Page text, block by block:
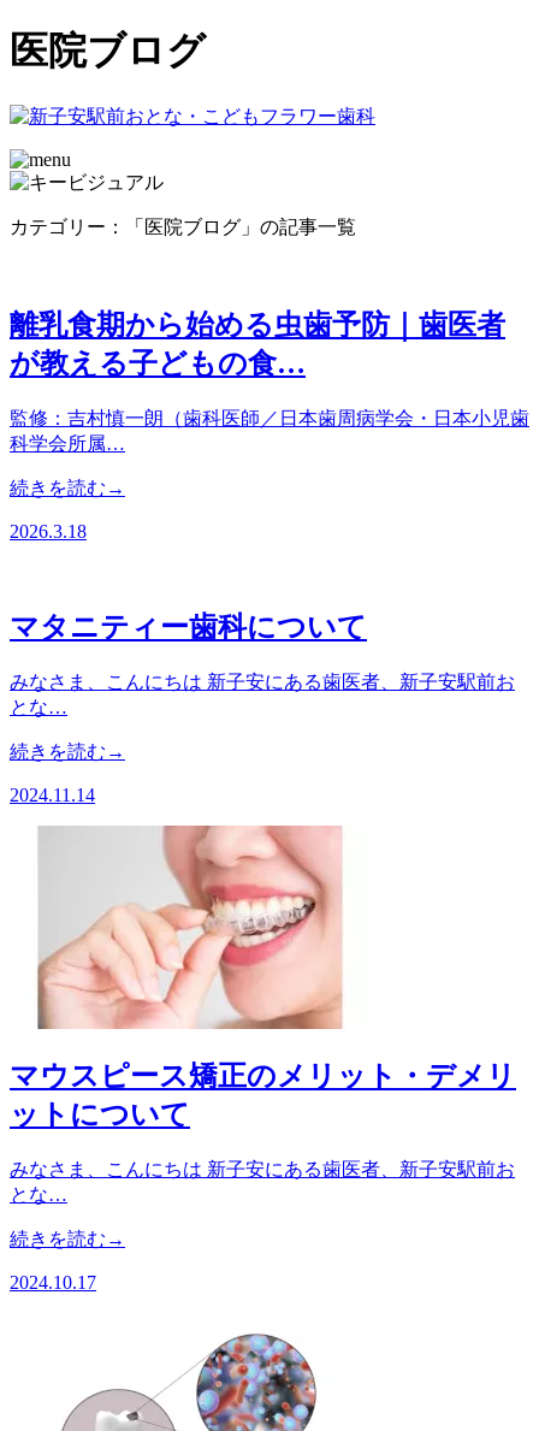
医院ブログ
カテゴリー：「医院ブログ」の記事一覧
離乳食期から始める虫歯予防｜歯医者
が教える子どもの食…
監修：吉村慎一朗（歯科医師／日本歯周病学会・日本小児歯
科学会所属…
続きを読む→
2026.3.18
マタニティー歯科について
みなさま、こんにちは 新子安にある歯医者、新子安駅前お
とな…
続きを読む→
2024.11.14
マウスピース矯正のメリット・デメリ
ットについて
みなさま、こんにちは 新子安にある歯医者、新子安駅前お
とな…
続きを読む→
2024.10.17